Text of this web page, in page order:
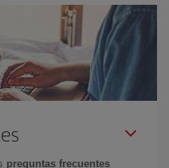
preguntas frecuentes